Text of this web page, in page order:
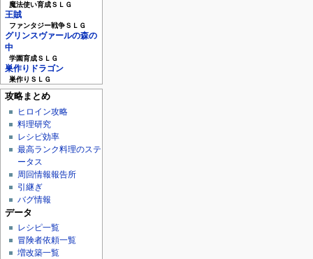
魔法使い育成ＳＬＧ
王賊
ファンタジー戦争ＳＬＧ
グリンスヴァールの森の
中
学園育成ＳＬＧ
巣作りドラゴン
巣作りＳＬＧ
攻略まとめ
ヒロイン攻略
料理研究
レシピ効率
最高ランク料理のステ
ータス
周回情報報告所
引継ぎ
バグ情報
データ
レシピ一覧
冒険者依頼一覧
増改築一覧